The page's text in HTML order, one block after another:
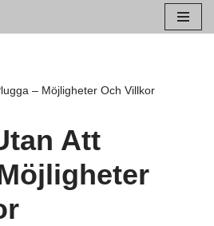
– Möjligheter Och Villkor
Att